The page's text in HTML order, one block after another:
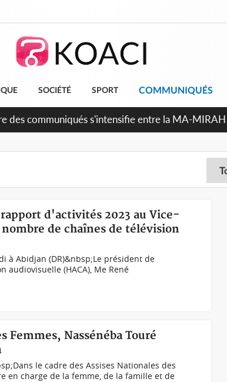
SOCIÉTÉ SPORT COMMUNIQUÉS
Thiam plaide pour un environnement
d'activités 2023 au Vice-
de chaînes de télévision
à Abidjan (DR)&nbsp;Le président de
audiovisuelle (HACA), Me René
Femmes, Nassénéba Touré
le cadre des Assises Nationales des
en charge de la femme, de la famille et de